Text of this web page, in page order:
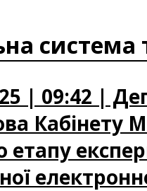
система
| 09:42 |
Кабінету
етапу